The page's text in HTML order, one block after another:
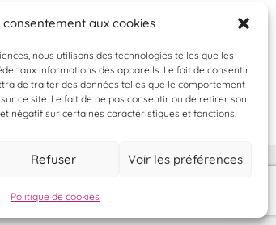
consentement aux cookies
nous utilisons des technologies telles que les
aux informations des appareils. Le fait de consentir
de traiter des données telles que le comportement
ce site. Le fait de ne pas consentir ou de retirer son
négatif sur certaines caractéristiques et fonctions.
Refuser Voir les préférences
Politique de cookies